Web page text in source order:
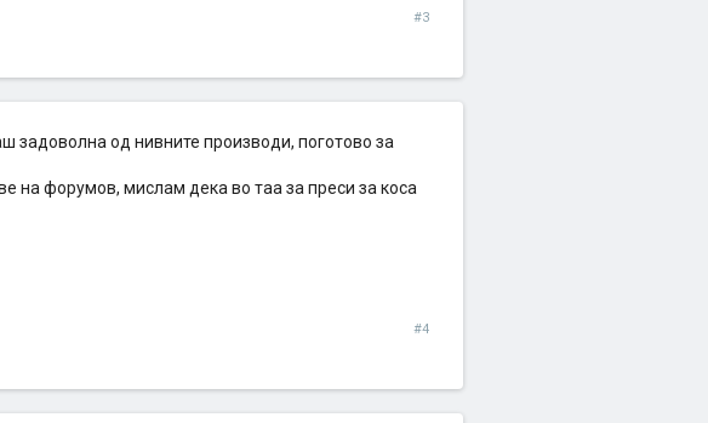
#3
задоволна од нивните производи, поготово за
на форумов, мислам дека во таа за преси за коса
#4